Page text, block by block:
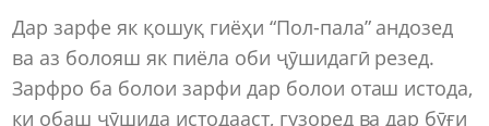
Дар зарфе як қошуқ гиёҳи “Пол-пала” андозед
ва аз болояш як пиёла оби ҷӯшидагӣ резед.
Зарфро ба болои зарфи дар болои оташ истода,
ки обаш ҷӯшида истодааст, гузоред ва дар бӯғи